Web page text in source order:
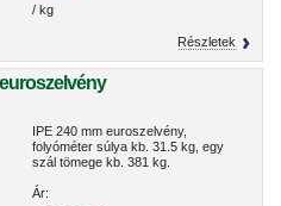
/ kg
Részletek
IPE 240 mm euroszelvény,
folyóméter súlya kb. 31.5 kg, egy
szál tömege kb. 381 kg.
Ár: